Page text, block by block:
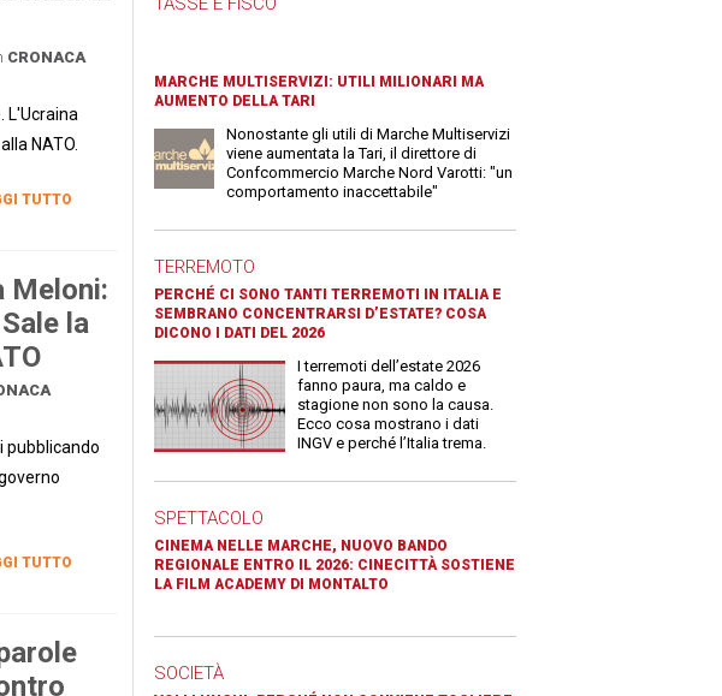
CRONACA
L'Ucraina
NATO.
TUTTO
Meloni:
la
pubblicando
TUTTO
MARCHE MULTISERVIZI: UTILI MILIONARI MA
AUMENTO DELLA TARI
Nonostante gli utili di Marche Multiservizi
viene aumentata la Tari, il direttore di
Confcommercio Marche Nord Varotti: "un
comportamento inaccettabile"
TERREMOTO
PERCHÉ CI SONO TANTI TERREMOTI IN ITALIA E
SEMBRANO CONCENTRARSI D’ESTATE? COSA
DICONO I DATI DEL 2026
I terremoti dell’estate 2026
fanno paura, ma caldo e
stagione non sono la causa.
Ecco cosa mostrano i dati
INGV e perché l’Italia trema.
SPETTACOLO
CINEMA NELLE MARCHE, NUOVO BANDO
REGIONALE ENTRO IL 2026: CINECITTÀ SOSTIENE
LA FILM ACADEMY DI MONTALTO
SOCIETÀ